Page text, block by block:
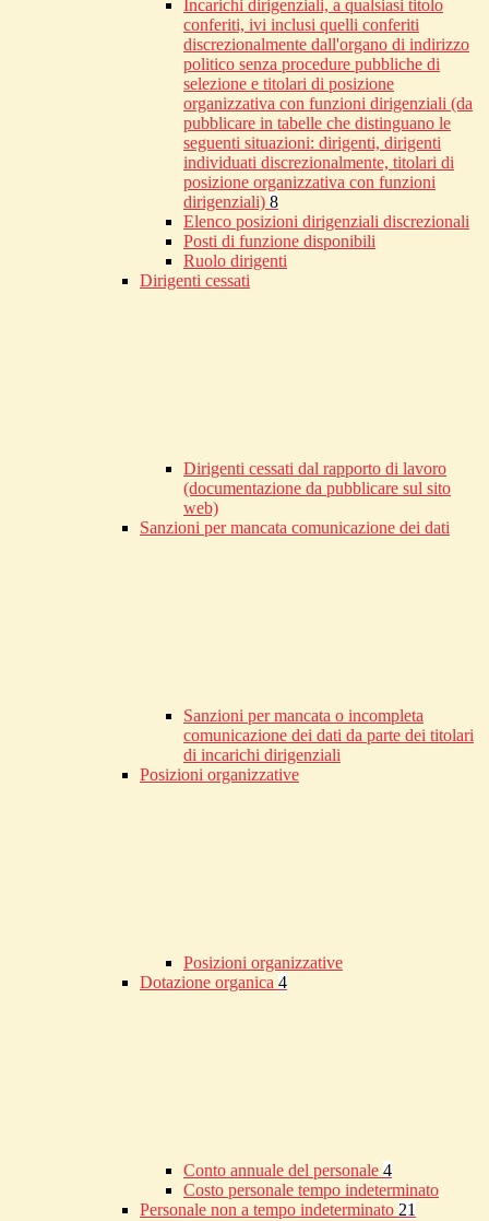
Incarichi dirigenziali, a qualsiasi titolo
conferiti, ivi inclusi quelli conferiti
discrezionalmente dall'organo di indirizzo
politico senza procedure pubbliche di
selezione e titolari di posizione
organizzativa con funzioni dirigenziali (da
pubblicare in tabelle che distinguano le
seguenti situazioni: dirigenti, dirigenti
individuati discrezionalmente, titolari di
posizione organizzativa con funzioni
dirigenziali) 8
Elenco posizioni dirigenziali discrezionali
Posti di funzione disponibili
Ruolo dirigenti
Dirigenti cessati
Dirigenti cessati dal rapporto di lavoro
(documentazione da pubblicare sul sito
web)
Sanzioni per mancata comunicazione dei dati
Sanzioni per mancata o incompleta
comunicazione dei dati da parte dei titolari
di incarichi dirigenziali
Posizioni organizzative
Posizioni organizzative
Dotazione organica 4
Conto annuale del personale 4
Costo personale tempo indeterminato
Personale non a tempo indeterminato 21